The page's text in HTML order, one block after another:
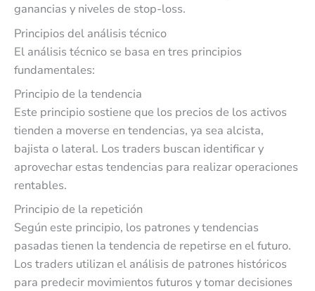
ganancias y niveles de stop-loss.
Principios del análisis técnico
El análisis técnico se basa en tres principios
fundamentales:
Principio de la tendencia
Este principio sostiene que los precios de los activos
tienden a moverse en tendencias, ya sea alcista,
bajista o lateral. Los traders buscan identificar y
aprovechar estas tendencias para realizar operaciones
rentables.
Principio de la repetición
Según este principio, los patrones y tendencias
pasadas tienen la tendencia de repetirse en el futuro.
Los traders utilizan el análisis de patrones históricos
para predecir movimientos futuros y tomar decisiones